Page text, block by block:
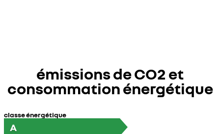
émissions de CO2 et
consommation énergétique
classe énergétique
A